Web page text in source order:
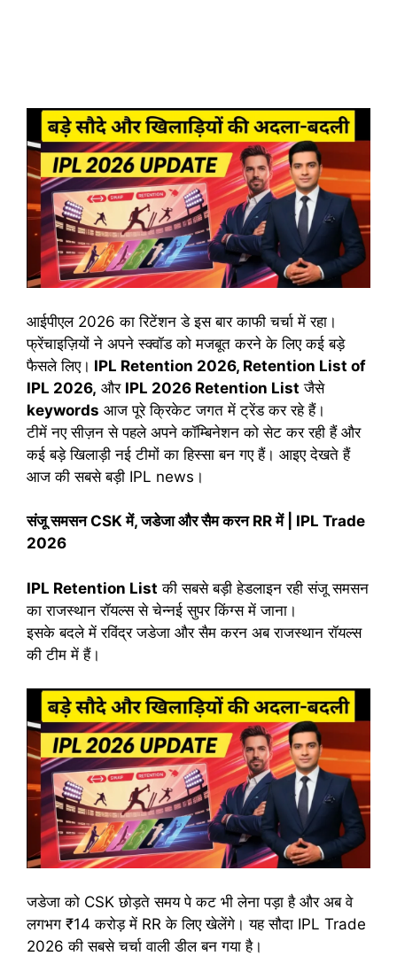
आईपीएल 2026 का रिटेंशन डे इस बार काफी चर्चा में रहा।
फ्रेंचाइज़ियों ने अपने स्क्वॉड को मजबूत करने के लिए कई बड़े
फैसले लिए। IPL Retention 2026, Retention List of
IPL 2026, और IPL 2026 Retention List जैसे
keywords आज पूरे क्रिकेट जगत में ट्रेंड कर रहे हैं।
टीमें नए सीज़न से पहले अपने कॉम्बिनेशन को सेट कर रही हैं और
कई बड़े खिलाड़ी नई टीमों का हिस्सा बन गए हैं। आइए देखते हैं
आज की सबसे बड़ी IPL news।
संजू समसन CSK में, जडेजा और सैम करन RR में | IPL Trade
2026
IPL Retention List की सबसे बड़ी हेडलाइन रही संजू समसन
का राजस्थान रॉयल्स से चेन्नई सुपर किंग्स में जाना।
इसके बदले में रविंद्र जडेजा और सैम करन अब राजस्थान रॉयल्स
की टीम में हैं।
जडेजा को CSK छोड़ते समय पे कट भी लेना पड़ा है और अब वे
लगभग ₹14 करोड़ में RR के लिए खेलेंगे। यह सौदा IPL Trade
2026 की सबसे चर्चा वाली डील बन गया है।